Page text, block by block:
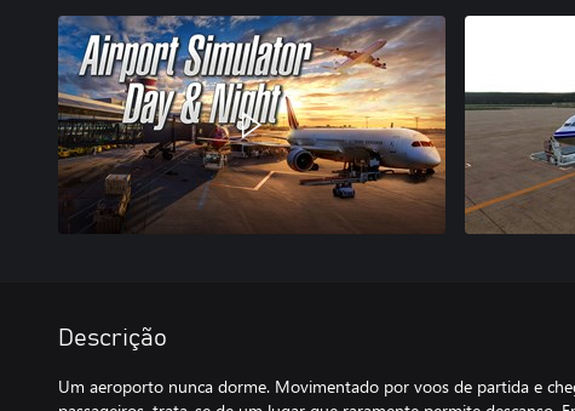
Descrição
Um aeroporto nunca dorme. Movimentado por voos de partida e